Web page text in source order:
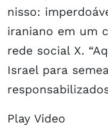
nisso:
iraniano em um
rede social X.
Israel para
Play Video